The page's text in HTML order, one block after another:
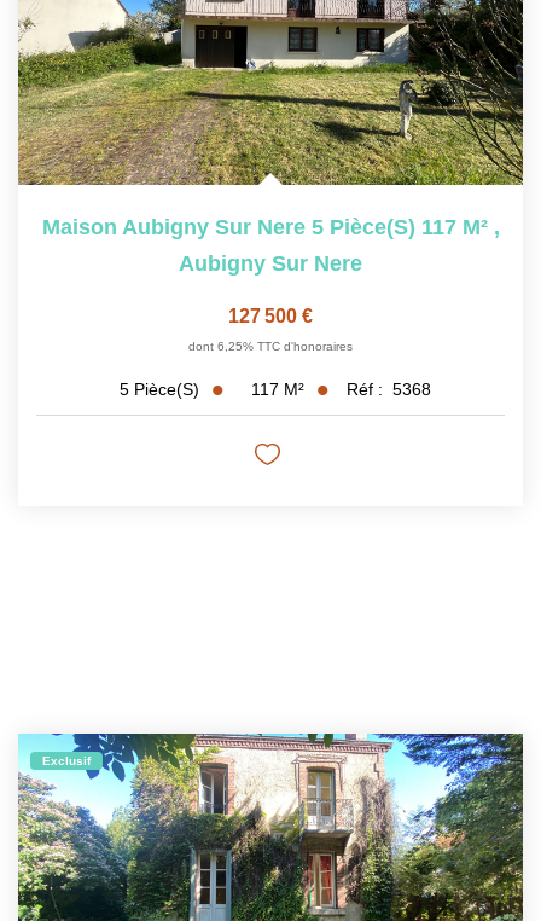
Maison Aubigny Sur Nere 5 Pièce(s) 117 M² ,
Aubigny Sur Nere
127 500 €
dont 6,25% TTC d'honoraires
5 Pièce(s) 117 M² Réf : 5368
Exclusif